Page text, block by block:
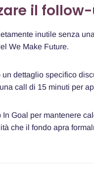
il
inutile senza
We Make Future.
dettaglio specifico
call di 15 minuti per
Goal per mantenere
che il fondo apra